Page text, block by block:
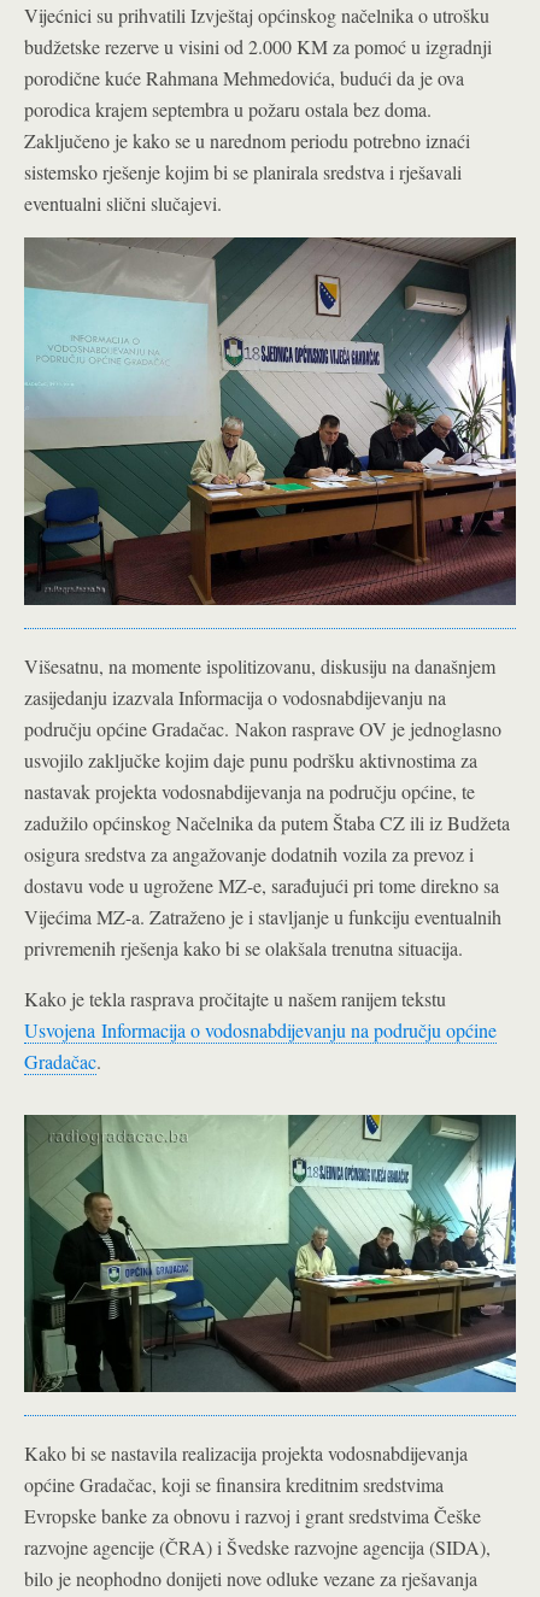
Vijećnici su prihvatili Izvještaj općinskog načelnika o utrošku
budžetske rezerve u visini od 2.000 KM za pomoć u izgradnji
porodične kuće Rahmana Mehmedovića, budući da je ova
porodica krajem septembra u požaru ostala bez doma.
Zaključeno je kako se u narednom periodu potrebno iznaći
sistemsko rješenje kojim bi se planirala sredstva i rješavali
eventualni slični slučajevi.
Višesatnu, na momente ispolitizovanu, diskusiju na današnjem
zasijedanju izazvala Informacija o vodosnabdijevanju na
području općine Gradačac. Nakon rasprave OV je jednoglasno
usvojilo zaključke kojim daje punu podršku aktivnostima za
nastavak projekta vodosnabdijevanja na području općine, te
zadužilo općinskog Načelnika da putem Štaba CZ ili iz Budžeta
osigura sredstva za angažovanje dodatnih vozila za prevoz i
dostavu vode u ugrožene MZ-e, sarađujući pri tome direkno sa
Vijećima MZ-a. Zatraženo je i stavljanje u funkciju eventualnih
privremenih rješenja kako bi se olakšala trenutna situacija.
Kako je tekla rasprava pročitajte u našem ranijem tekstu
Usvojena Informacija o vodosnabdijevanju na području općine
Gradačac.
Kako bi se nastavila realizacija projekta vodosnabdijevanja
općine Gradačac, koji se finansira kreditnim sredstvima
Evropske banke za obnovu i razvoj i grant sredstvima Češke
razvojne agencije (ČRA) i Švedske razvojne agencija (SIDA),
bilo je neophodno donijeti nove odluke vezane za rješavanja